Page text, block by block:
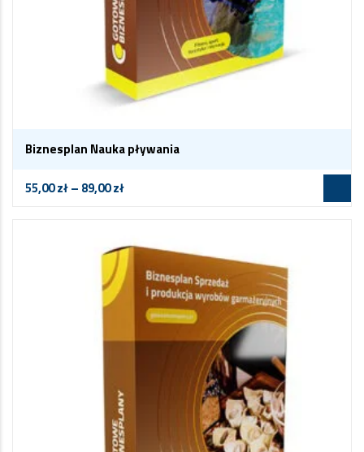
Biznesplan Nauka pływania
55,00zł– 89,00zł